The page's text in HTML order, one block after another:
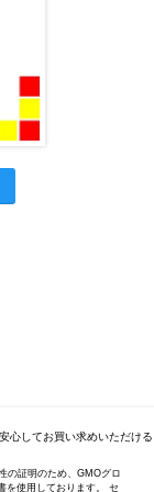
してお買い求めいただける
の証明のため、GMOグロ
を使用しております。 セ